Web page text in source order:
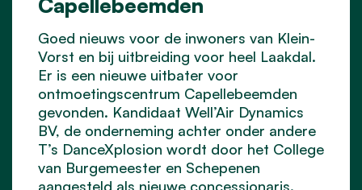
Goed nieuws voor de inwoners van Klein-
Vorst en bij uitbreiding voor heel Laakdal.
Er is een nieuwe uitbater voor
ontmoetingscentrum Capellebeemden
gevonden. Kandidaat Well’Air Dynamics
BV, de onderneming achter onder andere
T’s DanceXplosion wordt door het College
van Burgemeester en Schepenen
aangesteld als nieuwe concessionaris.